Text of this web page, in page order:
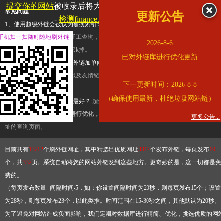
常见问题
1、使用超级外链会被认为是搜索引擎优化作弊吗？ 超级外链只是一个简便而集成
查询工具，模拟的是正常手工查询，不是作弊。如果是作弊，那您可以使用超级外
推广竞争对手的网址，让它k掉。
2、网站优化单纯依靠超级外链加单向链接可行吗？
链，需要结合普通的外链以及友情链接，您可以到站长论坛发布外链，到友情链接
台交换友情链接。
3、如何使用超级外链效果最好？ 超级外链不同于普通的外链，它是动态的链接，
有频繁使用超级外链工具进行优化，才能获得稳定的外链
，最终使搜索引擎收录带
址的查询页面。
目前共有13212个刷外链网址，其中精选出优质网址3317个发布外链，每页发布10
个，共332页。系统自动将您的网站外链发到这些地方。更奇妙的是，这一切都是免
费的。
（每页发布数量=间隔时间-5，如：你设置间隔时间为20秒，则每页发布15个；设置
为28秒，则每页发布23个，以此类推。时间范围在15-30秒之间，其他默认为20秒
为了避免对网站造成负面影响，我们定期对数据库进行精简、优化，挑选优质的网
提交你的网站被收录后将大幅提升流量和外链，
查看展示页面
- 检测finance.ifeng.com是否收录
更新公告
2026-8-6
已对外链库进行优化更新
下一更新时间：2026-8-8
（确保使用最新，杜绝垃圾网站链）
更多公告...
机扫一扫随时随地刷外链